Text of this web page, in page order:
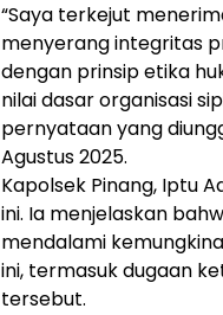
“Saya terkejut
menyerang integritas
dengan prinsip etika
nilai dasar organisasi
pernyataan yang
Agustus 2025.
Kapolsek Pinang, Iptu
ini. Ia menjelaskan
mendalami
ini, termasuk dugaan
tersebut.